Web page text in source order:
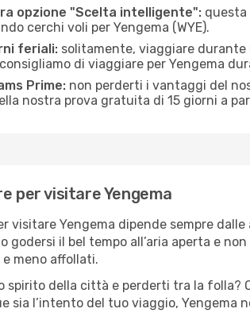
opzione "Scelta intelligente": questa
cerchi voli per Yengema (WYE).
feriali: solitamente, viaggiare
di viaggiare per Yengema
Prime: non perderti i vantaggi del
nostra prova gratuita di 15 giorni a
per visitare Yengema
visitare Yengema dipende sempre
godersi il bel tempo all’aria aperta e
meno affollati.
spirito della città e perderti tra la folla?
sia l’intento del tuo viaggio,